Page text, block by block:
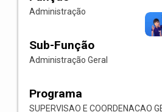
Administração
Sub-Função
Administração Geral
Programa
SUPERVISAO E COORDENACAO